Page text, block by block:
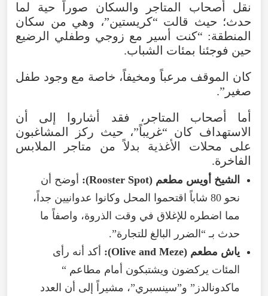
نقل أصحاب المتاجر والسكان صوراً حية
لما
حدث؛ حيث قالت “كريستين”، وهي من سكان
المنطقة: “كنت أسير مع زوجي وطفلي
الرضيع
حين فوجئنا بمئات الشباب.
كان
الموقف مرعباً ومخيفاً، خاصة مع وجود طفل
صغير ”.
أما
أصحاب المتاجر ، فقد أشاروا إلى
أن
الاستهداف كان “غريباً”، حيث ركز
المشاغبون
على
محلات الأغذية بدلاً من متاجر
الملابس
الفاخرة.
الشيخ أويس مطعم (
Rooster Spot
): أوضح أن
نحو
شاباً اقتحموا المحل وكانوا عدوانيين جداً ،
مما اضطره للإغلاق في وقت الذروة، واصفاً ما
حدث بـ“ الضرر البالغ للتجارة”.
ياش مطعم (
Olive and Meze
): أكد أنه رأى
المئات يركضون ويشتبكون أمام مطاعم “
ماكدونالدز ” و”سينسبري”، مشيراً إلى أن العدد